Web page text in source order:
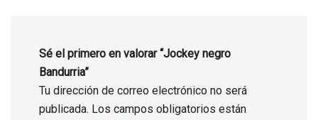
Sé el primero en valorar “Jockey negro
Bandurria”
Tu dirección de correo electrónico no será
publicada. Los campos obligatorios están